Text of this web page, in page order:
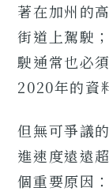
著在加州的
街道上駕駛
駛通常也必
2020年的資
但無可爭議
進速度遠遠
個重要原因